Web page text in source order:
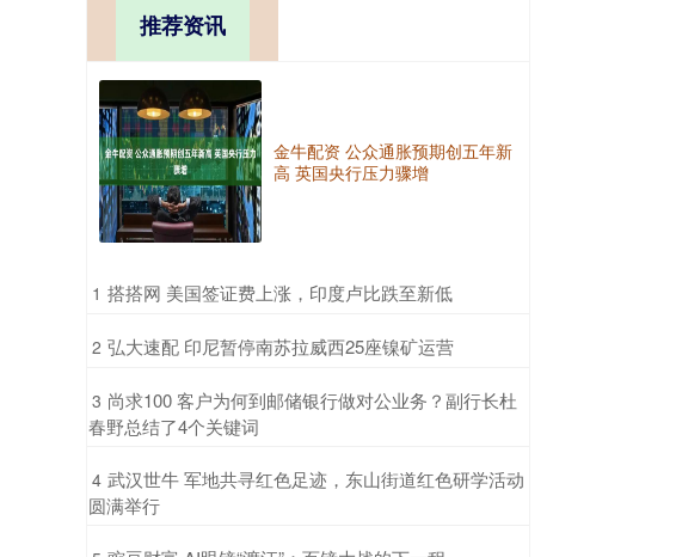
推荐资讯
金牛配资 公众通胀预期创五年新
高 英国央行压力骤增
1 ​搭搭网 美国签证费上涨，印度卢比跌至新低
2 ​弘大速配 印尼暂停南苏拉威西25座镍矿运营
3 ​尚求100 客户为何到邮储银行做对公业务？副行长杜
春野总结了4个关键词
4 ​武汉世牛 军地共寻红色足迹，东山街道红色研学活动
圆满举行